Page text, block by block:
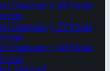
Chamamé y 16ª Fiesta
Chamamé y 15ª Fiesta
Chamamé y 14ª Fiesta
Chamamé